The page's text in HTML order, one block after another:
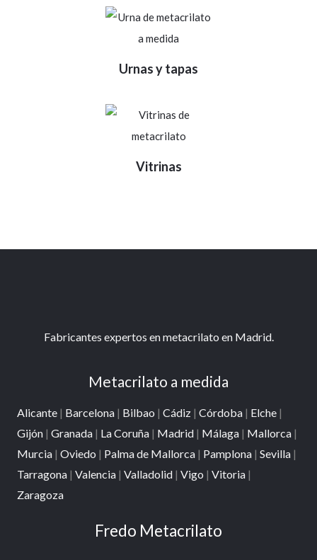
Urnas y tapas
Vitrinas
Fabricantes expertos en metacrilato en Madrid.
Metacrilato a medida
Alicante | Barcelona | Bilbao | Cádiz | Córdoba | Elche |
Gijón | Granada | La Coruña | Madrid | Málaga | Mallorca |
Murcia | Oviedo | Palma de Mallorca | Pamplona | Sevilla |
Tarragona | Valencia | Valladolid | Vigo | Vitoria |
Zaragoza
Fredo Metacrilato